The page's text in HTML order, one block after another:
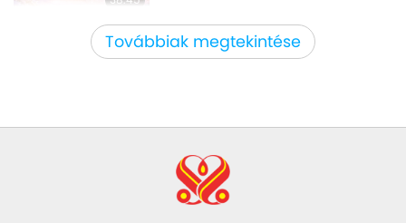
Továbbiak megtekintése
Mester és tanítványok között 2026-08-06 1056
25:38
2026-08-05
“Fast Charge” Is Wonderful Way